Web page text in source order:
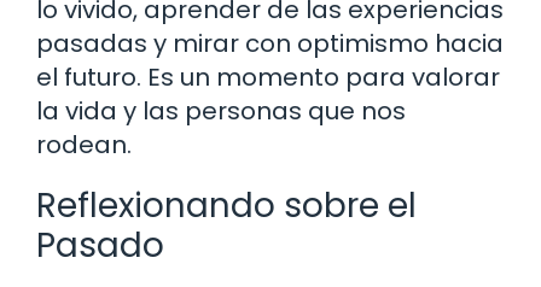
lo vivido, aprender de las experiencias
pasadas y mirar con optimismo hacia
el futuro. Es un momento para valorar
la vida y las personas que nos
rodean.
Reflexionando sobre el
Pasado